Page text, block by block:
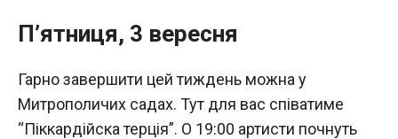
П’ятниця, 3 вересня
Гарно завершити цей тиждень можна у
Митрополичих садах. Тут для вас співатиме
“Піккардійска терція”. О 19:00 артисти почнуть